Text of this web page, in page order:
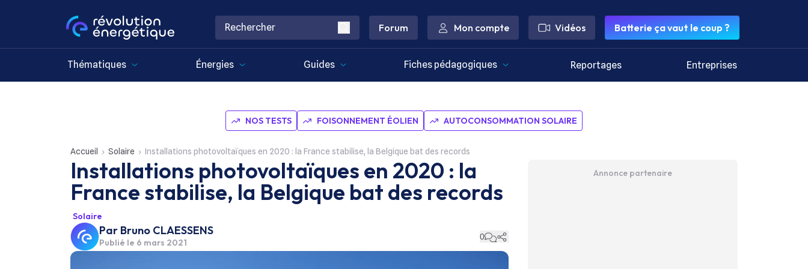
Forum Mon compte Vidéos Batterie ça vaut le coup ?
Thématiques Énergies Guides Fiches pédagogiques Reportages Entreprises
NOS TESTS FOISONNEMENT ÉOLIEN AUTOCONSOMMATION SOLAIRE
Accueil Solaire Installations photovoltaïques en 2020 : la France stabilise, la Belgique bat des records
Installations photovoltaïques en 2020 : la
France stabilise, la Belgique bat des records
Solaire
Par Bruno CLAESSENS
Publié le 6 mars 2021
0
Annonce partenaire